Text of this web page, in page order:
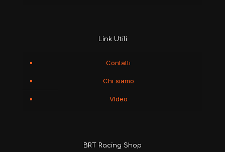
Link Utili
Contatti
Chi siamo
VIdeo
BRT Racing Shop